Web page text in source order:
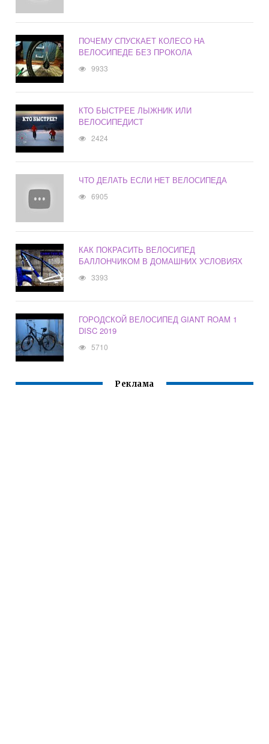
ПОЧЕМУ СПУСКАЕТ КОЛЕСО НА
ВЕЛОСИПЕДЕ БЕЗ ПРОКОЛА
9933
КТО БЫСТРЕЕ ЛЫЖНИК ИЛИ
ВЕЛОСИПЕДИСТ
2424
ЧТО ДЕЛАТЬ ЕСЛИ НЕТ ВЕЛОСИПЕДА
6905
КАК ПОКРАСИТЬ ВЕЛОСИПЕД
БАЛЛОНЧИКОМ В ДОМАШНИХ УСЛОВИЯХ
3393
ГОРОДСКОЙ ВЕЛОСИПЕД GIANT ROAM 1
DISC 2019
5710
Реклама